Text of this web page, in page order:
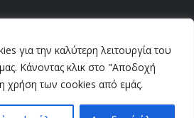
για την καλύτερη λειτουργία του
Κάνοντας κλικ στο "Αποδοχή
χρήση των cookies από εμάς.